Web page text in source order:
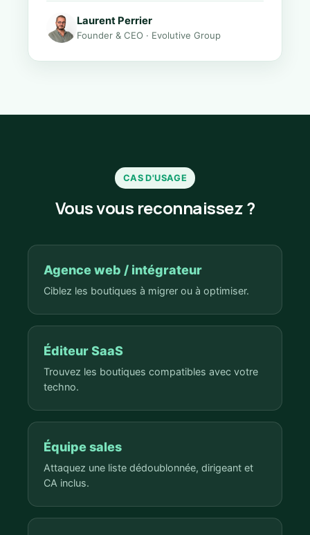
Laurent Perrier
Founder & CEO · Evolutive Group
CAS D'USAGE
Vous vous reconnaissez ?
Agence web / intégrateur
Ciblez les boutiques à migrer ou à optimiser.
Éditeur SaaS
Trouvez les boutiques compatibles avec votre
techno.
Équipe sales
Attaquez une liste dédoublonnée, dirigeant et
CA inclus.